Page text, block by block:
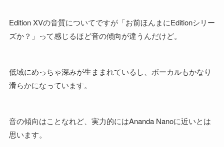
Edition XVの音質についてですが「お前ほんまにEditionシリー
ズか？」って感じるほど音の傾向が違うんだけど。
低域にめっちゃ深みが生ままれているし、ボーカルもかなり
滑らかになっています。
音の傾向はことなれど、実力的にはAnanda Nanoに近いとは
思います。